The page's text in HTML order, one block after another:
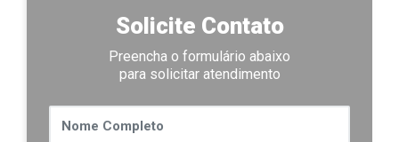
Solicite Contato
Preencha o formulário abaixo
para solicitar atendimento